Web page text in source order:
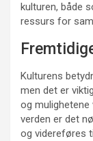
kulturen, både
ressurs for
Kulturens
men det er
og
verden er det
og videreføres